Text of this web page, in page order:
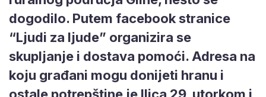
dogodilo. Putem facebook stranice
“Ljudi za ljude” organizira se
skupljanje i dostava pomoći. Adresa na
koju građani mogu donijeti hranu i